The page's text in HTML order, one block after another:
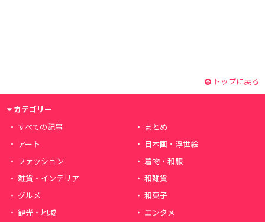
トップに戻る
カテゴリー
すべての記事
まとめ
アート
日本画・浮世絵
ファッション
着物・和服
雑貨・インテリア
和雑貨
グルメ
和菓子
観光・地域
エンタメ